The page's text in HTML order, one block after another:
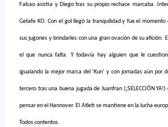
Falcao asistía y Diego tras su propio rechace marcaba.
Getafe KO. Con el gol llegó la tranquilidad y fue el momento
sus jugones y brindarles con una gran ovación de su afición.
el que nunca falta. Y todavía hay alguien que le
igualando la mejor marca del ‘Kun’ y con jornadas aún por
tercero tras una buena jugada de Juanfran (¡SELECCIÓN
pensar en el Hannover. El Atleti se mantiene en la lucha
Todos contentos.